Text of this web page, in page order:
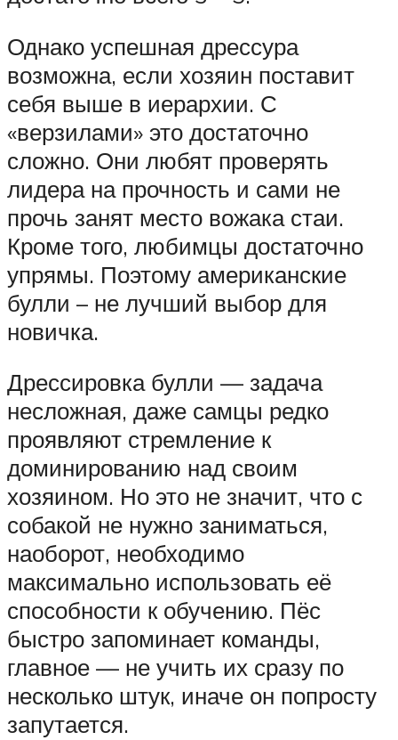
Однако успешная дрессура
возможна, если хозяин поставит
себя выше в иерархии. С
«верзилами» это достаточно
сложно. Они любят проверять
лидера на прочность и сами не
прочь занят место вожака стаи.
Кроме того, любимцы достаточно
упрямы. Поэтому американские
булли – не лучший выбор для
новичка.
Дрессировка булли — задача
несложная, даже самцы редко
проявляют стремление к
доминированию над своим
хозяином. Но это не значит, что с
собакой не нужно заниматься,
наоборот, необходимо
максимально использовать её
способности к обучению. Пёс
быстро запоминает команды,
главное — не учить их сразу по
несколько штук, иначе он попросту
запутается.